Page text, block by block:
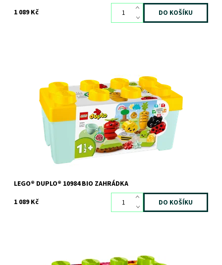
1 089 Kč
Kreativní legrace pro malé průzkumníky přírody
Dostupnost:
Skladem2 ks
10925
LEGO® DUPLO® 10984 BIO ZAHRÁDKA
1 089 Kč